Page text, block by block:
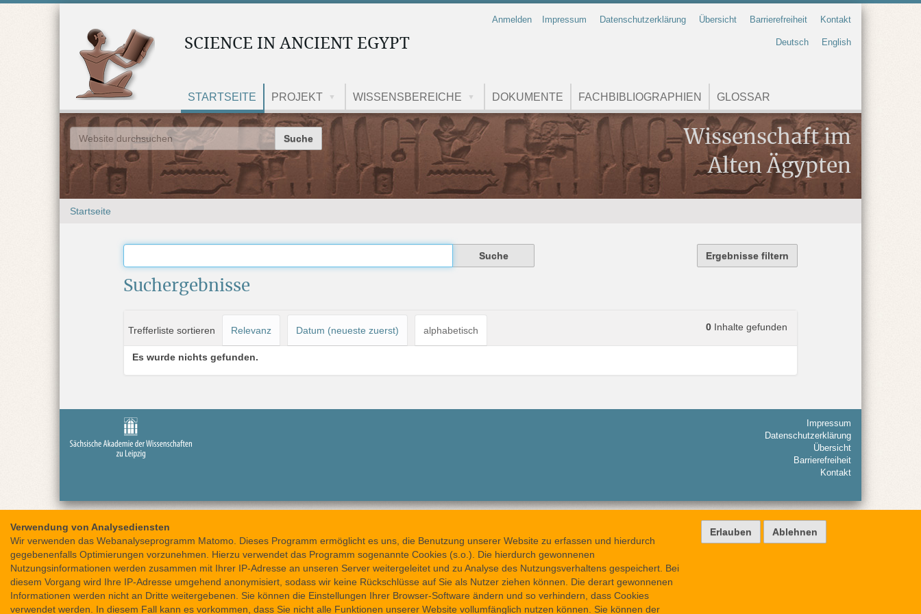
Anmelden Impressum Datenschutzerklärung Übersicht Barrierefreiheit Kontakt
Deutsch English
SCIENCE IN ANCIENT EGYPT
STARTSEITE PROJEKT WISSENSBEREICHE DOKUMENTE FACHBIBLIOGRAPHIEN GLOSSAR
Website durchsuchen
Erweiterte Suche…
Wissenschaft im
Alten Ägypten
S
Startseite
Ergebnisse filtern
Suchergebnisse
0 Inhalte gefunden
Trefferliste sortieren Relevanz Datum (neueste zuerst) alphabetisch
Es wurde nichts gefunden.
Verwendung von Analysediensten
Wir verwenden das Webanalyseprogramm Matomo. Dieses Programm ermöglicht es uns, die Benutzung unserer Website zu erfassen und hierdurch
gegebenenfalls Optimierungen vorzunehmen. Hierzu verwendet das Programm sogenannte Cookies (s.o.). Die hierdurch gewonnenen
Nutzungsinformationen werden zusammen mit Ihrer IP-Adresse an unseren Server weitergeleitet und zu Analyse des Nutzungsverhaltens gespeichert. Bei
diesem Vorgang wird Ihre IP-Adresse umgehend anonymisiert, sodass wir keine Rückschlüsse auf Sie als Nutzer ziehen können. Die derart gewonnenen
Informationen werden nicht an Dritte weitergebenen. Sie können die Einstellungen Ihrer Browser-Software ändern und so verhindern, dass Cookies
verwendet werden. In diesem Fall kann es vorkommen, dass Sie nicht alle Funktionen unserer Website vollumfänglich nutzen können. Sie können der
Impressum
Datenschutzerklärung
Übersicht
Barrierefreiheit
Kontakt